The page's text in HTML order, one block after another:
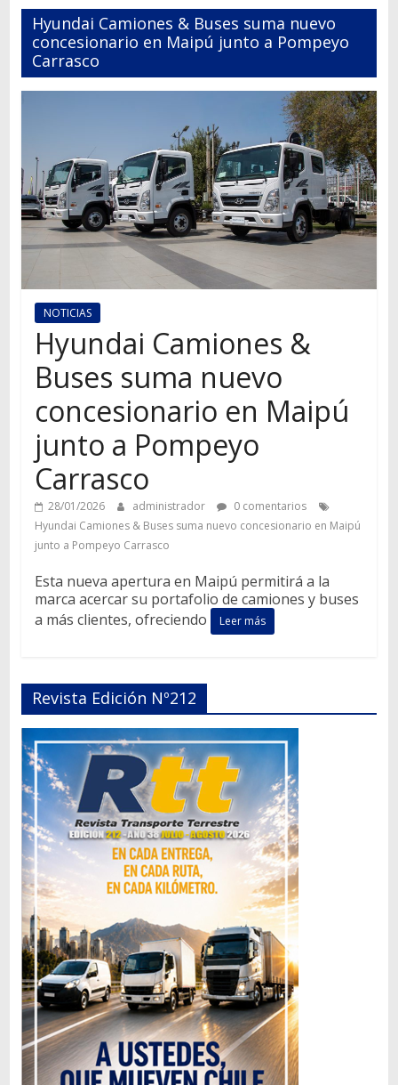
Autos,
camiones,
motos,
información
transporte
Hyundai Camiones & Buses suma nuevo
concesionario en Maipú junto a Pompeyo
Carrasco
NOTICIAS
Hyundai Camiones &
Buses suma nuevo
concesionario en Maipú
junto a Pompeyo
Carrasco
28/01/2026 administrador
0 comentarios
Hyundai Camiones & Buses suma nuevo concesionario en Maipú
junto a Pompeyo Carrasco
Esta nueva apertura en Maipú permitirá a la
marca acercar su portafolio de camiones y buses
a más clientes, ofreciendo
Leer más
Revista Edición Nº212